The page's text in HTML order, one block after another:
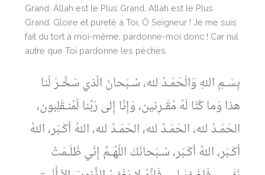
Grand, Allah est le Plus Grand, Allah est le Plus
Grand. Gloire et pureté à Toi, Ô Seigneur ! Je me suis
fait du tort à moi-même, pardonne-moi donc ! Car nul
autre que Toi pardonne les péchés.
بِسْـمِ اللهِ وَالْحَمْـدُ لله، سُـبْحانَ الّذي سَخَّـرَ لَنا
هذا وَما كُنّا لَهُ مُقْـرِنين، وَإِنّا إِلى رَبِّنا لَمُنـقَلِبون،
الحَمْـدُ لله، الحَمْـدُ لله، الحَمْـدُ لله، اللهُ أكْـبَر، اللهُ
أكْـبَر، اللهُ أكْـبَر، سُـبْحانَكَ اللّهُـمَّ إِنّي ظَلَـمْتُ